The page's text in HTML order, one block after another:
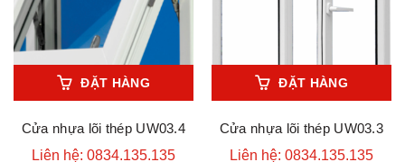
ĐẶT HÀNG
Cửa nhựa lõi thép UW03.4
Liên hệ: 0834.135.135
ĐẶT HÀNG
Cửa nhựa lõi thép UW03.3
Liên hệ: 0834.135.135